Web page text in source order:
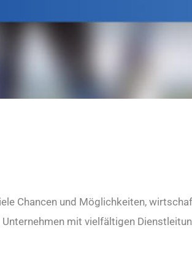
Chancen und Möglichkeiten,
mit vielfältigen